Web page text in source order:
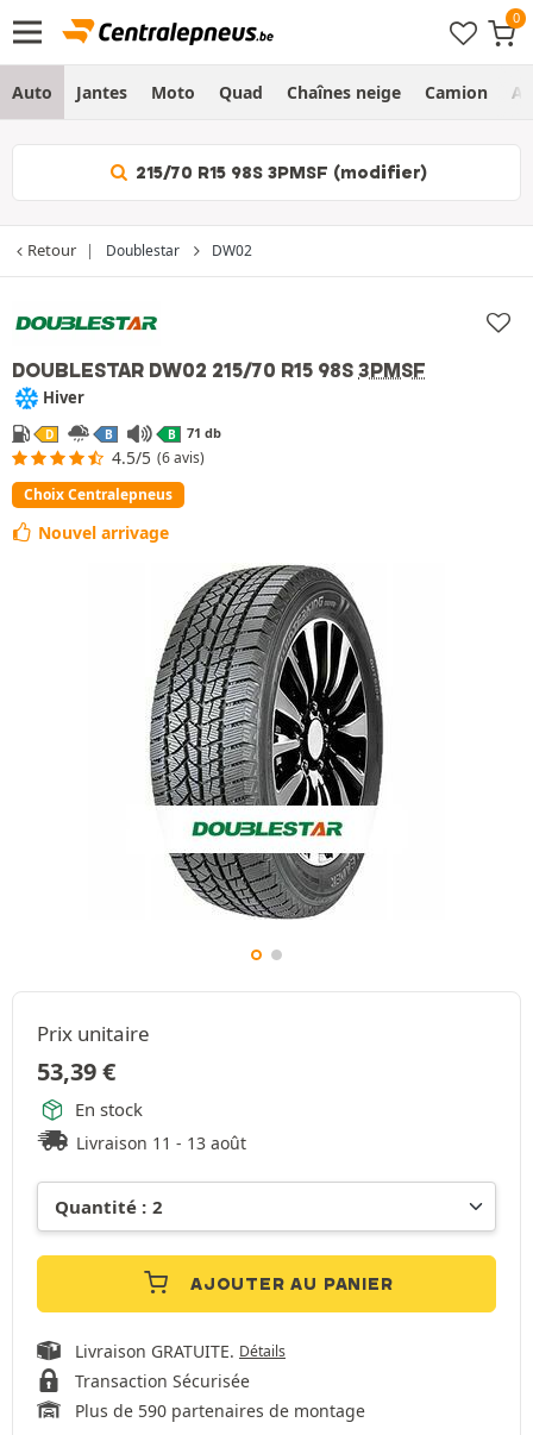
Auto Jantes Moto Quad Chaînes neige Camion
215/70 R15 98S 3PMSF (modifier)
Retour Doublestar DW02
DOUBLESTAR DW02 215/70 R15 98S 3PMSF
Hiver
D B B 71 db
4.5/5 (6 avis)
Choix Centralepneus
Nouvel arrivage
Prix unitaire
53,39€
En stock
Livraison 11 - 13 août
AJOUTER AU PANIER
Livraison GRATUITE. Détails
Transaction Sécurisée
Plus de 590 partenaires de montage